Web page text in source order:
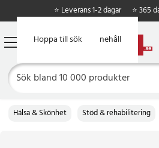
Hoppa till huvudinnehåll
Hoppa till sök
⭐ Leverans 1-2 dagar ⭐ 365
Hälsa & Skönhet Stöd & rehabilitering